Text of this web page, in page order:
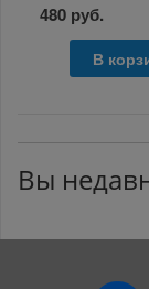
480 руб.
В
Вы